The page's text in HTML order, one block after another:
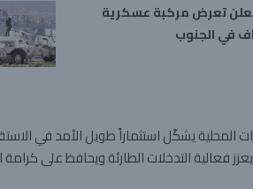
تعرض مركبة عسكرية
في الجنوب
يشكّل استثماراً طويل الأمد في
فعالية التدخلات الطارئة ويحافظ على